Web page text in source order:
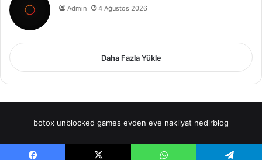
Admin 4 Ağustos 2026
Daha Fazla Yükle
botox unblocked games evden eve nakliyat nedirblog